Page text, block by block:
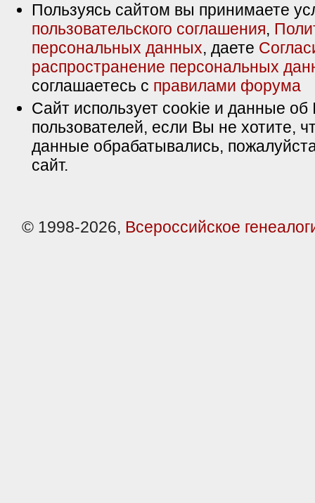
Пользуясь сайтом вы принимаете
пользовательского соглашения,
персональных данных, даете
распространение персональных
соглашаетесь с правилами форума
Сайт использует cookie и данные об
пользователей, если Вы не хотите,
данные обрабатывались,
сайт.
© 1998-2026, Всероссийское